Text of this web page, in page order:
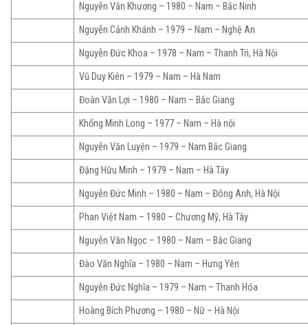
Nguyễn Văn Khương – 1980 – Nam – Bắc Ninh
Nguyễn Cảnh Khánh – 1979 – Nam – Nghệ An
Nguyễn Đức Khoa – 1978 – Nam – Thanh Trì, Hà Nội
Vũ Duy Kiên – 1979 – Nam – Hà Nam
Đoàn Văn Lợi – 1980 – Nam – Bắc Giang
Khổng Minh Long – 1977 – Nam – Hà nội
Nguyễn Văn Luyện – 1979 – Nam Bắc Giang
Đặng Hữu Minh – 1979 – Nam – Hà Tây
Nguyễn Đức Minh – 1980 – Nam – Đông Anh, Hà Nội
Phan Việt Nam – 1980 – Chương Mỹ, Hà Tây
Nguyễn Văn Ngọc – 1980 – Nam – Bắc Giang
Đào Văn Nghĩa – 1980 – Nam – Hưng Yên
Nguyễn Đức Nghĩa – 1979 – Nam – Thanh Hóa
Hoàng Bích Phương – 1980 – Nữ – Hà Nội